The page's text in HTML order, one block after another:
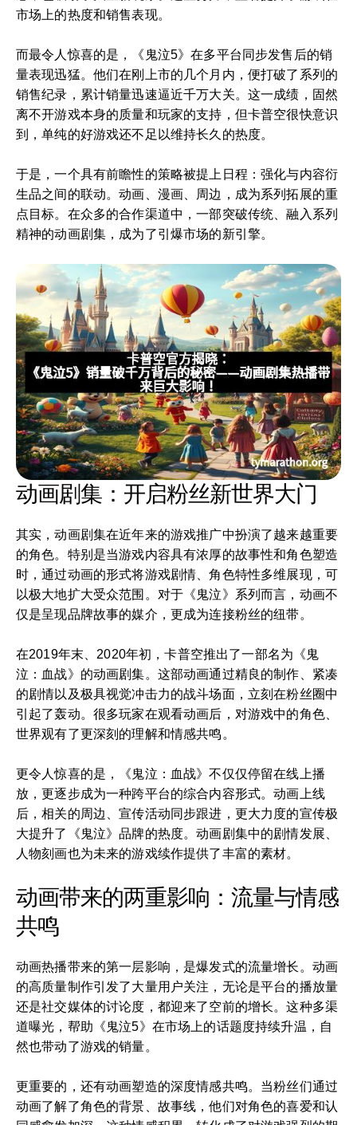
市场上的热度和销售表现。
而最令人惊喜的是，《鬼泣5》在多平台同步发售后的销
量表现迅猛。他们在刚上市的几个月内，便打破了系列的
销售纪录，累计销量迅速逼近千万大关。这一成绩，固然
离不开游戏本身的质量和玩家的支持，但卡普空很快意识
到，单纯的好游戏还不足以维持长久的热度。
于是，一个具有前瞻性的策略被提上日程：强化与内容衍
生品之间的联动。动画、漫画、周边，成为系列拓展的重
点目标。在众多的合作渠道中，一部突破传统、融入系列
精神的动画剧集，成为了引爆市场的新引擎。
动画剧集：开启粉丝新世界大门
其实，动画剧集在近年来的游戏推广中扮演了越来越重要
的角色。特别是当游戏内容具有浓厚的故事性和角色塑造
时，通过动画的形式将游戏剧情、角色特性多维展现，可
以极大地扩大受众范围。对于《鬼泣》系列而言，动画不
仅是呈现品牌故事的媒介，更成为连接粉丝的纽带。
在2019年末、2020年初，卡普空推出了一部名为《鬼
泣：血战》的动画剧集。这部动画通过精良的制作、紧凑
的剧情以及极具视觉冲击力的战斗场面，立刻在粉丝圈中
引起了轰动。很多玩家在观看动画后，对游戏中的角色、
世界观有了更深刻的理解和情感共鸣。
更令人惊喜的是，《鬼泣：血战》不仅仅停留在线上播
放，更逐步成为一种跨平台的综合内容形式。动画上线
后，相关的周边、宣传活动同步跟进，更大力度的宣传极
大提升了《鬼泣》品牌的热度。动画剧集中的剧情发展、
人物刻画也为未来的游戏续作提供了丰富的素材。
动画带来的两重影响：流量与情感
共鸣
动画热播带来的第一层影响，是爆发式的流量增长。动画
的高质量制作引发了大量用户关注，无论是平台的播放量
还是社交媒体的讨论度，都迎来了空前的增长。这种多渠
道曝光，帮助《鬼泣5》在市场上的话题度持续升温，自
然也带动了游戏的销量。
更重要的，还有动画塑造的深度情感共鸣。当粉丝们通过
动画了解了角色的背景、故事线，他们对角色的喜爱和认